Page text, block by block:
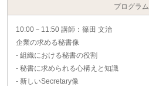
プログラム
10:00－11:50 講師：篠田 文治
企業の求める秘書像
- 組織における秘書の役割
- 秘書に求められる心構えと知識
- 新しいSecretary像